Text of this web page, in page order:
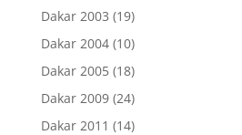
Dakar 2003 (19)
Dakar 2004(10)
Dakar 2005(18)
Dakar 2009(24)
Dakar 2011 (14)